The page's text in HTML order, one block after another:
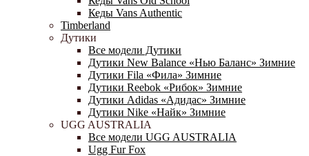
Кеды Vans Authentic
Timberland
Дутики
Все модели Дутики
Дутики New Balance «Нью Баланс» Зимние
Дутики Fila «Фила» Зимние
Дутики Reebok «Рибок» Зимние
Дутики Adidas «Адидас» Зимние
Дутики Nike «Найк» Зимние
UGG AUSTRALIA
Все модели UGG AUSTRALIA
Ugg Fur Fox